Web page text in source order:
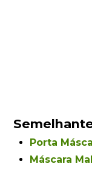
Porta
Máscara